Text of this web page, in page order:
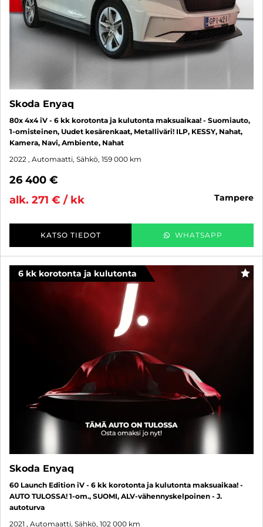
Skoda Enyaq
80x 4x4 iV - 6 kk korotonta ja kulutonta maksuaikaa! - Suomiauto,
1-omisteinen, Uudet kesärenkaat, Metalliväri! ILP, KESSY, Nahat,
Kamera, Navi, Ambiente, Nahat
2022 , Automaatti, Sähkö, 159 000 km
26 400 €
alk. 271 € / kk
tampere
KATSO TIEDOT WHATSAPP
6 kk korotonta ja kulutonta
Skoda Enyaq
60 Launch Edition iV - 6 kk korotonta ja kulutonta maksuaikaa! -
AUTO TULOSSA! 1-om., SUOMI, ALV-vähennyskelpoinen - J.
autoturva
2021 , Automaatti, Sähkö, 102 000 km